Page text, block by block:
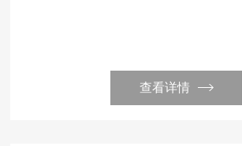
查看详情